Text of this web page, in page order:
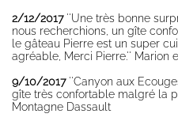
2/12/2017 ''Une très bonne
nous recherchions, un gîte
le gâteau Pierre est un super
agréable, Merci Pierre.'' Marion
9/10/2017''Canyon aux
gîte très confortable malgré la
Montagne Dassault